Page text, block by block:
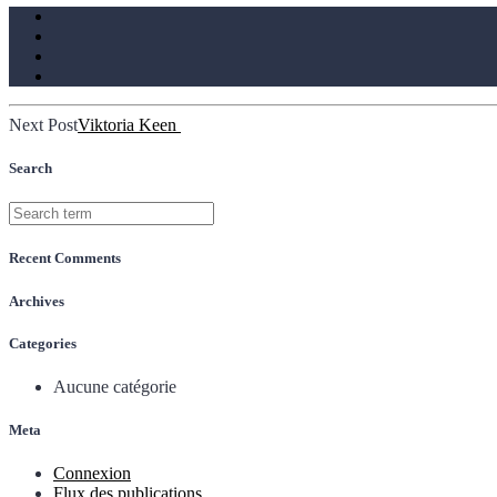
Post
Next PostViktoria Keen
Search
Recent Comments
Archives
Categories
Aucune catégorie
Meta
Connexion